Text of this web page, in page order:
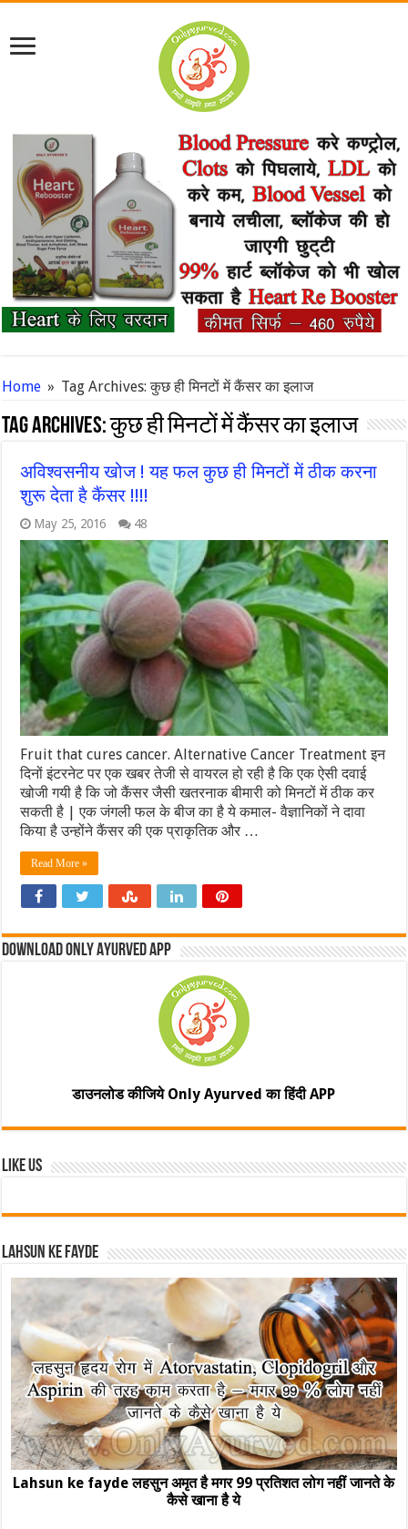
Home » Tag Archives: कुछ ही मिनटों में कैंसर का इलाज
Tag Archives:कुछ ही मिनटों में कैंसर का इलाज
अविश्‍वसनीय खोज ! यह फल कुछ ही मिनटों में ठीक करना
शुरू देता है कैंसर !!!!
May 25, 2016 48
Fruit that cures cancer. Alternative Cancer Treatment इन
दिनों इंटरनेट पर एक खबर तेजी से वायरल हो रही है कि एक ऐसी दवाई
खोजी गयी है कि जो कैंसर जैसी खतरनाक बीमारी को मिनटों में ठीक कर
सकती है | एक जंगली फल के बीज का है ये कमाल- वैज्ञानिकों ने दावा
किया है उन्‍होंने कैंसर की एक प्राकृतिक और …
Read More »
Download Only Ayurved App
डाउनलोड कीजिये Only Ayurved का हिंदी APP
Like Us
Lahsun ke fayde
Lahsun ke fayde लहसुन अमृत है मगर 99 प्रतिशत लोग नहीं जानते के
कैसे खाना है ये